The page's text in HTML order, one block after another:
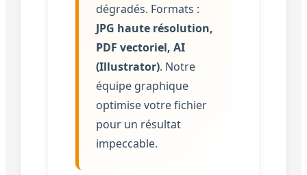
dégradés. Formats :
JPG haute résolution,
PDF vectoriel, AI
(Illustrator). Notre
équipe graphique
optimise votre fichier
pour un résultat
impeccable.